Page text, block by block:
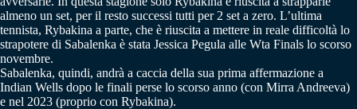
almeno un set, per il resto successi tutti per 2 set a zero. L’ultima
tennista, Rybakina a parte, che è riuscita a mettere in reale difficoltà lo
strapotere di Sabalenka è stata Jessica Pegula alle Wta Finals lo scorso
novembre.
Sabalenka, quindi, andrà a caccia della sua prima affermazione a
Indian Wells dopo le finali perse lo scorso anno (con Mirra Andreeva)
e nel 2023 (proprio con Rybakina).